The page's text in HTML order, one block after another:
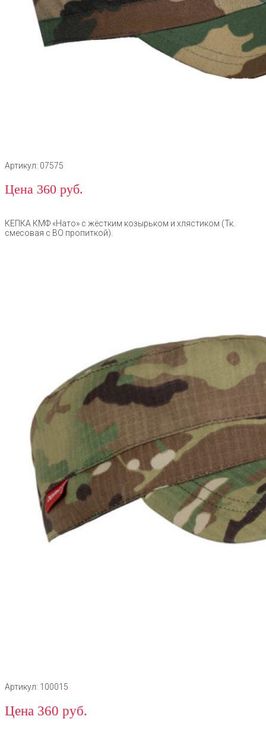
Артикул: 07575
Цена 360 руб.
КЕПКА КМФ «Нато» с жёстким козырьком и хлястиком (Тк.
смесовая с ВО пропиткой).
Артикул: 100015
Цена 360 руб.